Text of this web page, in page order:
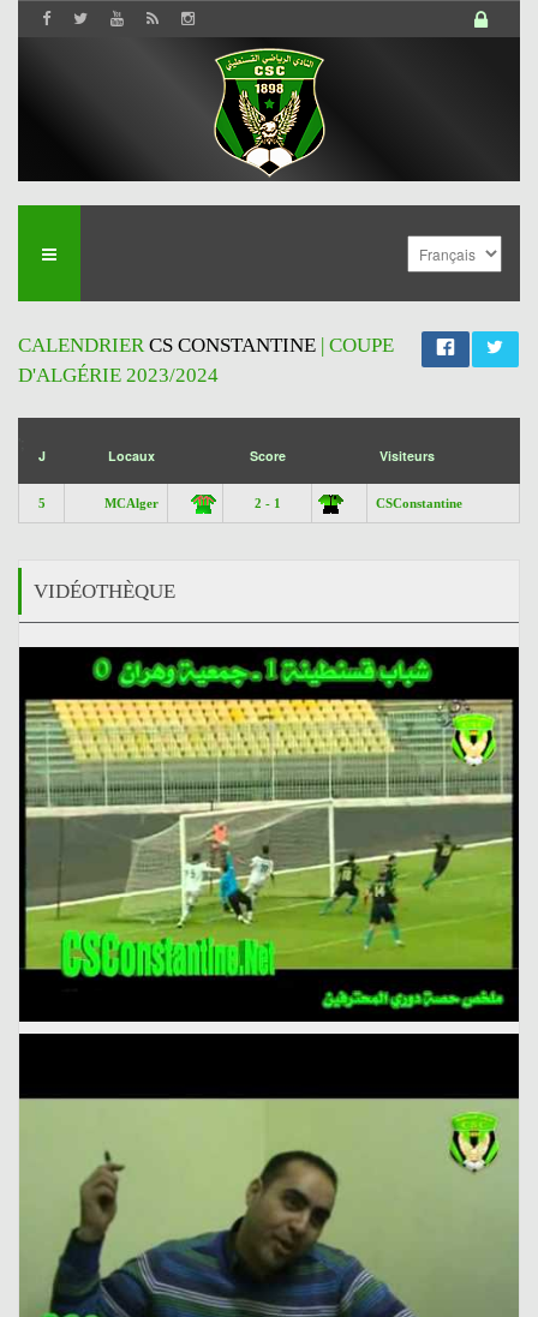
CALENDRIERCS CONSTANTINE | COUPE
D'ALGÉRIE 2023/2024
J Locaux Score Visiteurs
5 MCAlger 2 - 1 CSConstantine
VIDÉOTHÈQUE